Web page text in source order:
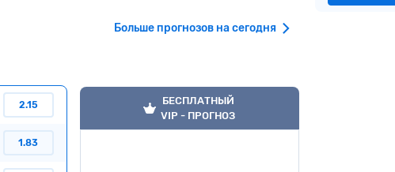
Больше прогнозов на сегодня
2.15
1.83
БЕСПЛАТНЫЙ
VIP - ПРОГНОЗ